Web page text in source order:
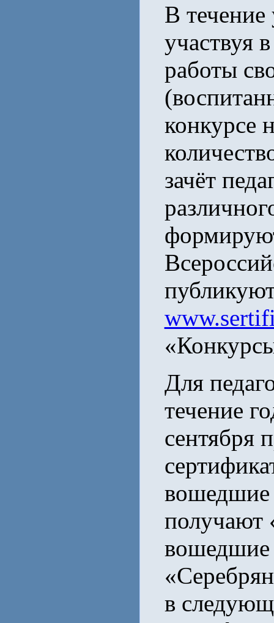
В течение
участвуя
работы
конкурсе
зачёт
Для
течение
сентября
вошедшие
получают
вошедшие
в